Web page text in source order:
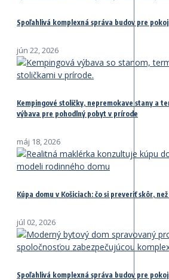
Spoľahlivá komplexná správa budov pre
jún 22, 2026
Kempingové stoličky, nepremokave stany a
výbava pre pohodlný pobyt v prírode
máj 18, 2026
Kúpa domu v Košiciach: čo si preveriť skôr,
júl 02, 2026
Spoľahlivá komplexná správa budov pre